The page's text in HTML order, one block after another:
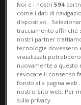
MASSAGNO
Chi ha
Noi e i nostri594
come i dati di
dispositivo .
tracciamento affinché
nostri partner
tecnologie dovessero
visualizzati
nuovamente a
revocare il consenso
fondo alla pagina
nostro Sito web. Per
sulla privacy.